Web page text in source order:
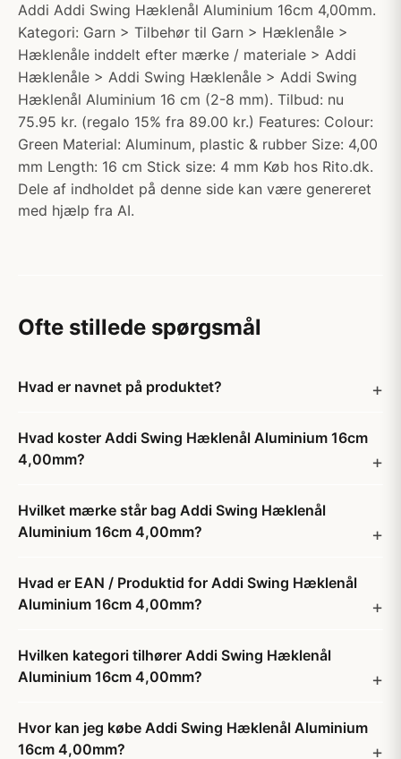
Addi Addi Swing Hæklenål Aluminium 16cm 4,00mm.
Kategori: Garn > Tilbehør til Garn > Hæklenåle >
Hæklenåle inddelt efter mærke / materiale > Addi
Hæklenåle > Addi Swing Hæklenåle > Addi Swing
Hæklenål Aluminium 16 cm (2-8 mm). Tilbud: nu
75.95 kr. (regalo 15% fra 89.00 kr.) Features: Colour:
Green Material: Aluminum, plastic & rubber Size: 4,00
mm Length: 16 cm Stick size: 4 mm Køb hos Rito.dk.
Dele af indholdet på denne side kan være genereret
med hjælp fra AI.
Ofte stillede spørgsmål
Hvad er navnet på produktet?
Hvad koster Addi Swing Hæklenål Aluminium 16cm
4,00mm?
Hvilket mærke står bag Addi Swing Hæklenål
Aluminium 16cm 4,00mm?
Hvad er EAN / Produktid for Addi Swing Hæklenål
Aluminium 16cm 4,00mm?
Hvilken kategori tilhører Addi Swing Hæklenål
Aluminium 16cm 4,00mm?
Hvor kan jeg købe Addi Swing Hæklenål Aluminium
16cm 4,00mm?